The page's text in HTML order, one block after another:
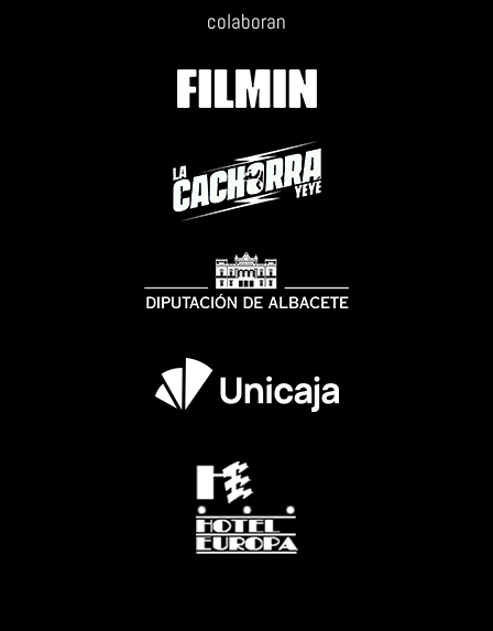
colaboran